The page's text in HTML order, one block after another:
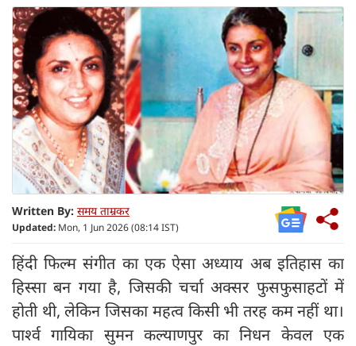
Written By: समय ताम्रकर
Updated: Mon, 1 Jun 2026 (08:14 IST)
हिंदी फिल्म संगीत का एक ऐसा अध्याय अब इतिहास का
हिस्सा बन गया है, जिसकी चर्चा अक्सर फुसफुसाहटों में
होती थी, लेकिन जिसका महत्व किसी भी तरह कम नहीं था।
पार्श्व गायिका सुमन कल्याणपुर का निधन केवल एक